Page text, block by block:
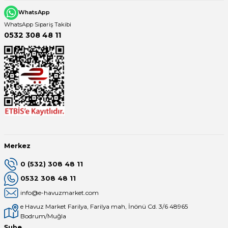
WhatsApp
WhatsApp Sipariş Takibi
0532 308 48 11
Merkez
0 (532) 308 48 11
0532 308 48 11
info@e-havuzmarket.com
e Havuz Market Farilya, Farilya mah, İnönü Cd. 3/6 48965
Bodrum/Muğla